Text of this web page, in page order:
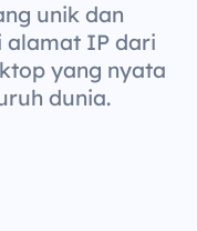
unik dan
alamat IP dari
yang nyata
dunia.